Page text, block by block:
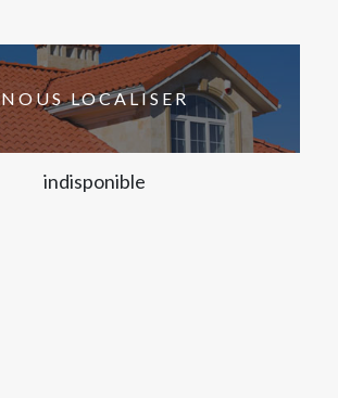
NOUS LOCALISER
indisponible